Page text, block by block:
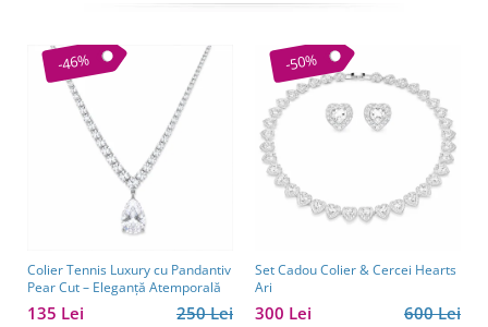
-46%
Colier Tennis Luxury cu Pandantiv
Pear Cut – Eleganță Atemporală
250 Lei
135 Lei
-50%
Set Cadou Colier & Cercei Hearts
Ari
600 Lei
300 Lei